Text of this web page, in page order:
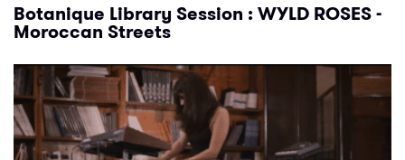
Botanique Library Session : WYLD ROSES -
Moroccan Streets